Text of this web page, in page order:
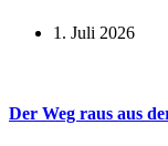
1. Juli 2026
Der Weg raus aus